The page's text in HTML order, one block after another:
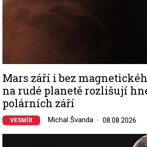
Mars září i bez
na rudé planetě rozlišují
polárních září
VESMÍR Michal Švanda 08.08.2026